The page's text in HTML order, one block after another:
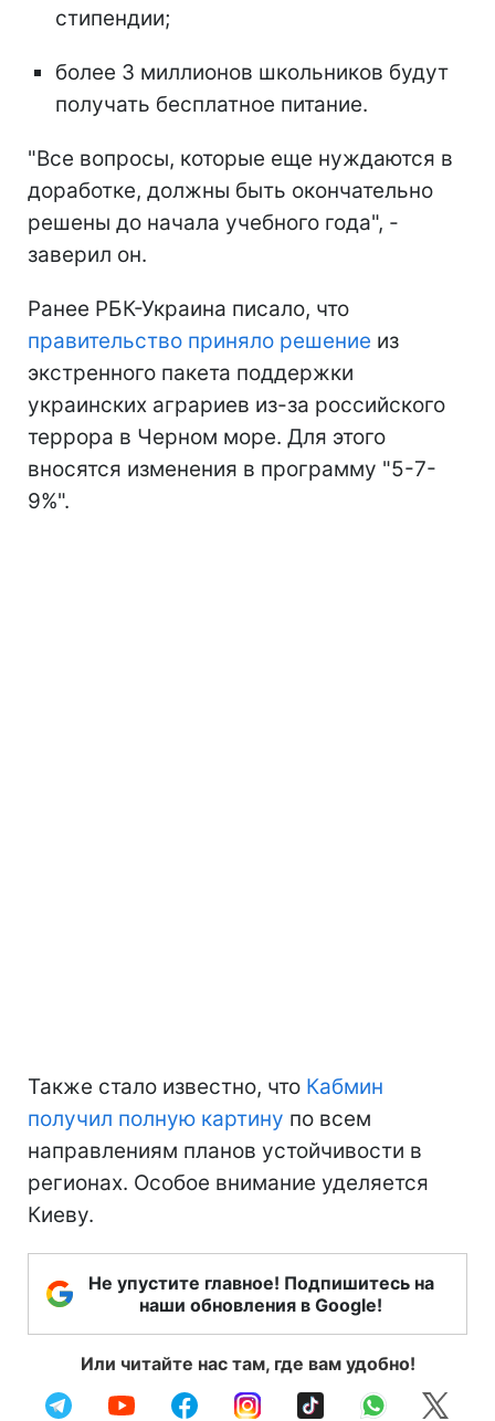
стипендии;
более 3 миллионов школьников будут
получать бесплатное питание.
"Все вопросы, которые еще нуждаются в
доработке, должны быть окончательно
решены до начала учебного года", -
заверил он.
Ранее РБК-Украина писало, что
правительство приняло решение из
экстренного пакета поддержки
украинских аграриев из-за российского
террора в Черном море. Для этого
вносятся изменения в программу "5-7-
9%".
Также стало известно, что Кабмин
получил полную картину по всем
направлениям планов устойчивости в
регионах. Особое внимание уделяется
Киеву.
Не упустите главное! Подпишитесь на
наши обновления в Google!
Или читайте нас там, где вам удобно!